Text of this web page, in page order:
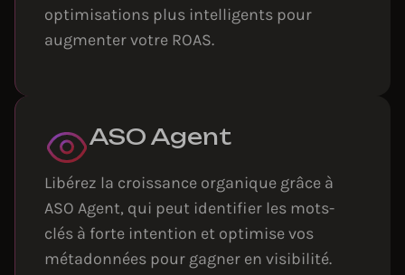
optimisations plus intelligents pour
augmenter votre ROAS.
ASO Agent
Libérez la croissance organique grâce à
ASO Agent, qui peut identifier les mots-
clés à forte intention et optimise vos
métadonnées pour gagner en visibilité.